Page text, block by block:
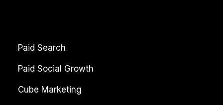
Paid Search
Paid Social Growth
Cube Marketing